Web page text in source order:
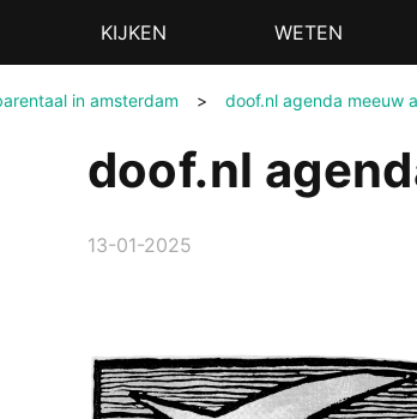
KIJKEN WETEN
in amsterdam > doof.nl agenda meeuw
doof.nl
13-01-2025